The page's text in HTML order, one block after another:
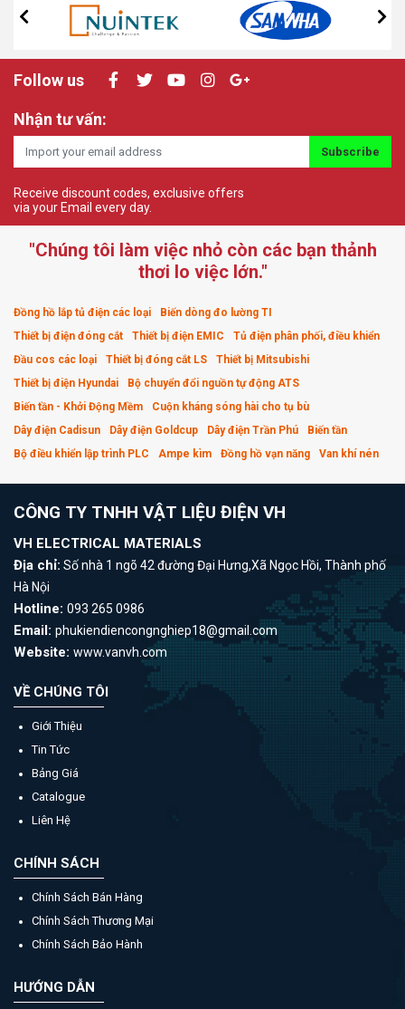
Follow us
Nhận tư vấn:
Subscribe
Receive discount codes, exclusive offers
via your Email every day.
"Chúng tôi làm việc nhỏ còn các bạn thảnh
thơi lo việc lớn."
Đồng hồ lắp tủ điện các loại
Biến dòng đo lường TI
Thiết bị điện đóng cắt
Thiết bị điện EMIC
Tủ điện phân phối, điều khiển
Đầu cos các loại
Thiết bị đóng cắt LS
Thiết bị Mitsubishi
Thiết bị điện Hyundai
Bộ chuyển đổi nguồn tự động ATS
Biến tần - Khởi Động Mềm
Cuộn kháng sóng hài cho tụ bù
Dây điện Cadisun
Dây điện Goldcup Dây điện Trần Phú
Biến tần
Bộ điều khiển lập trình PLC
Ampe kìm Đồng hồ vạn năng Van khí nén
CÔNG TY TNHH VẬT LIỆU ĐIỆN VH
VH ELECTRICAL MATERIALS
Địa chỉ: Số nhà 1 ngõ 42 đường Đại Hưng,Xã Ngọc Hồi, Thành phố
Hà Nội
Hotline: 093 265 0986
Email: phukiendiencongnghiep18@gmail.com
Website: www.vanvh.com
VỀ CHÚNG TÔI
Giới Thiệu
Tin Tức
Bảng Giá
Catalogue
Liên Hệ
CHÍNH SÁCH
Chính Sách Bán Hàng
Chính Sách Thương Mại
Chính Sách Bảo Hành
HƯỚNG DẪN